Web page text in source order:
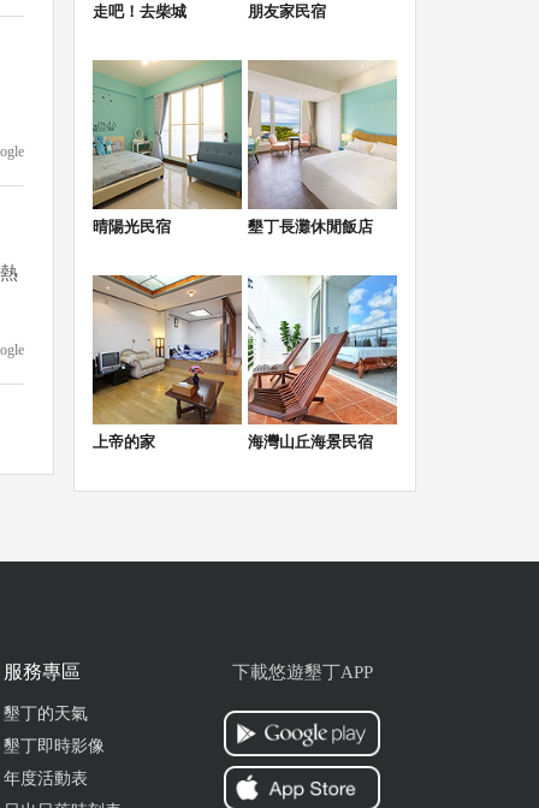
走吧！去柴城 朋友家民宿
晴陽光民宿 墾丁長灘休閒飯店
上帝的家 海灣山丘海景民宿
服務專區
墾丁的天氣
墾丁即時影像
年度活動表
下載悠遊墾丁APP